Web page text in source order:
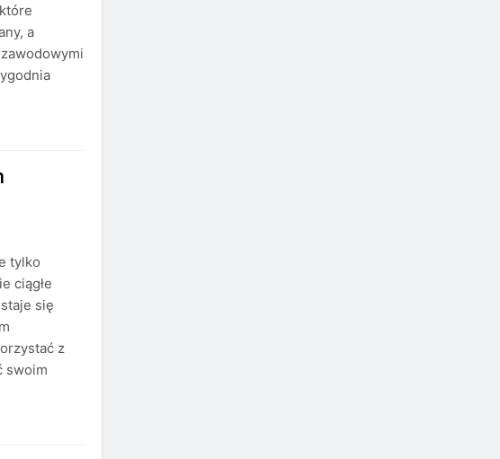
a
tylko
ciągłe
się
z
swoim